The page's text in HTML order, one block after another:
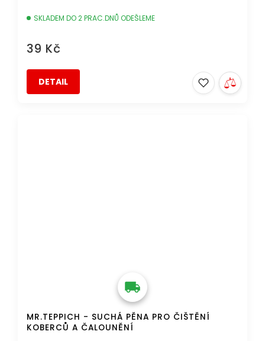
SKLADEM DO 2 PRAC.DNŮ ODEŠLEME
39 Kč
DETAIL
MR.TEPPICH - SUCHÁ PĚNA PRO ČIŠTĚNÍ
KOBERCŮ A ČALOUNĚNÍ